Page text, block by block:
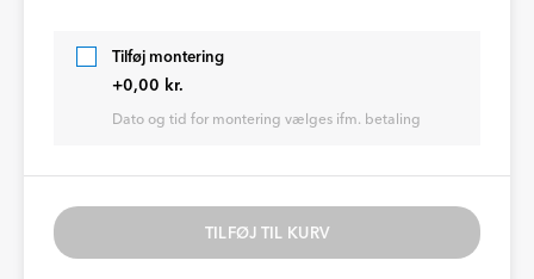
Tilføj montering
+0,00 kr.
Dato og tid for montering vælges ifm. betaling
TILFØJ TIL KURV